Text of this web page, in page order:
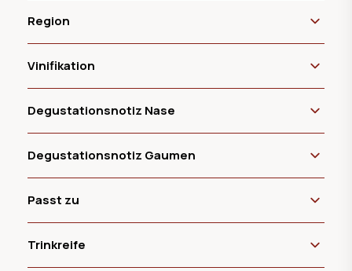
Region
Vinifikation
Degustationsnotiz Nase
Degustationsnotiz Gaumen
Passt zu
Trinkreife